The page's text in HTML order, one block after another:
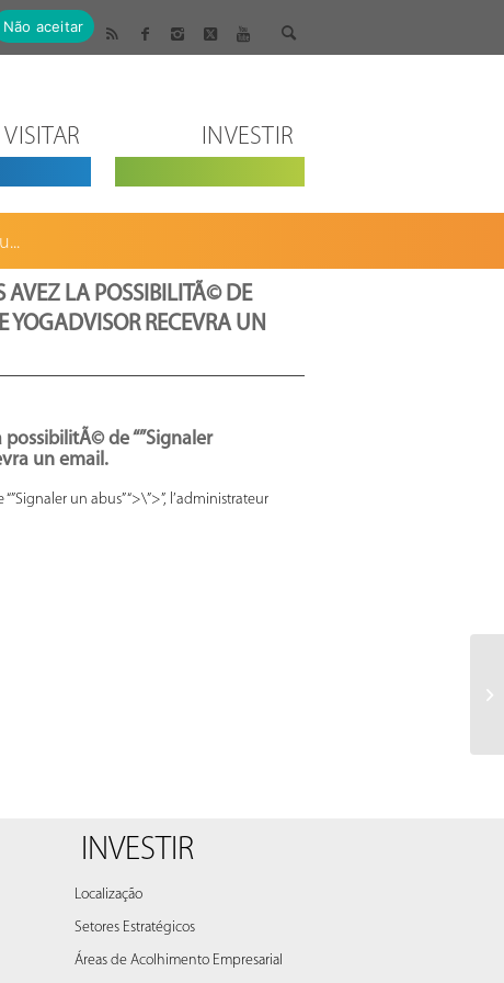
VISITAR INVESTIR
AVEZ LA POSSIBILITÃ© DE
YOGADVISOR RECEVRA UN
de “”Signaler
un email.
un abus” “>\”>”, l’administrateur
INVESTIR
Localização
Setores Estratégicos
Áreas de Acolhimento Empresarial
Não aceitar